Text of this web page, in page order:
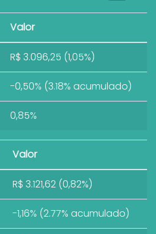
Valor
R$ 3.096,25 (1,05%)
-0,50% (3.18% acumulado)
0,85%
Valor
R$ 3.121,62 (0,82%)
-1,16% (2.77% acumulado)